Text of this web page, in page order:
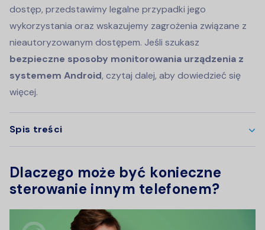
dostęp, przedstawimy legalne przypadki jego
wykorzystania oraz wskazujemy zagrożenia związane z
nieautoryzowanym dostępem. Jeśli szukasz
bezpieczne sposoby monitorowania urządzenia z
systemem Android, czytaj dalej, aby dowiedzieć się
więcej.
Spis treści
Dlaczego może być konieczne
sterowanie innym telefonem?